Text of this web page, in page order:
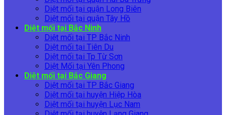
Diệt mối tại quận Long Biên
Diệt mối tại quận Tây Hồ
Diệt mối tại Bắc Ninh
Diệt mối tại TP Bắc Ninh
Diệt mối tại Tiên Du
Diệt mối tại Tp Từ Sơn
Diệt Mối tại Yên Phong
Diệt mối tại Bắc Giang
Diệt mối tại TP Bắc Giang
Diệt mối tại huyện Hiệp Hòa
Diệt mối tại huyện Lục Nam